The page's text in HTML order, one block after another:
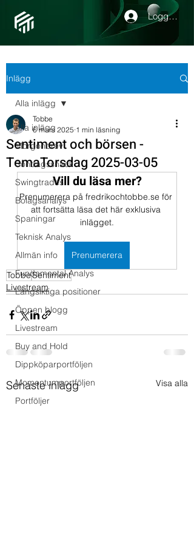
Logga in
Inlägg
Alla inlägg
Morgonbrev
Söndagssnack
Swingtrades
Bolagsanalys
Spaningar
Teknisk Analys
Allmän info
Fundamental Analys
Långsiktiga positioner
Öppen blogg
Livestream
Buy and Hold
Dippköparportföljen
Momentumportföljen
Portföljer
Alla inlägg
Sentiment och börsen -
TemaTorsdag 2025-03-05
Tobbe
6 mars 2025 1 min läsning
Vill du läsa mer?
Prenumerera på fredrikochtobbe.se för
att fortsätta läsa det här exklusiva
inlägget.
Prenumerera
TobbeSentiment
Livestream
Senaste inlägg Visa alla